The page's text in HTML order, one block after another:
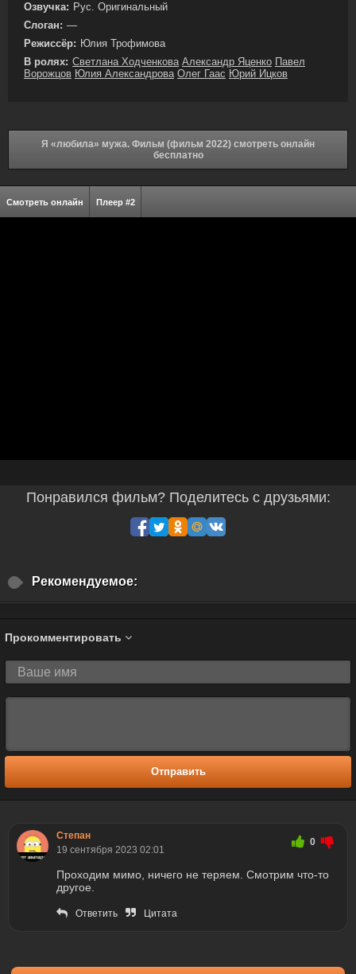
Озвучка: Рус. Оригинальный
Слоган: —
Режиссёр: Юлия Трофимова
В ролях: Светлана Ходченкова Александр Яценко Павел
Ворожцов Юлия Александрова Олег Гаас Юрий Ицков
Я «любила» мужа. Фильм (фильм 2022) смотреть онлайн
бесплатно
Смотреть онлайн Плеер #2
Понравился фильм? Поделитесь с друзьями:
Рекомендуемое:
Прокомментировать
Отправить
Степан
19 сентября 2023 02:01
0
Проходим мимо, ничего не теряем. Смотрим что-то
другое.
Ответить Цитата